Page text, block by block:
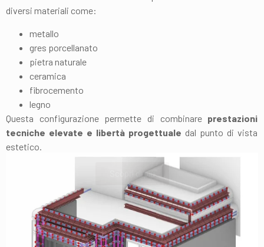
diversi materiali come:
metallo
gres porcellanato
pietra naturale
ceramica
fibrocemento
legno
Questa configurazione permette di combinare prestazioni
tecniche elevate e libertà progettuale dal punto di vista
estetico.
Scopri di più